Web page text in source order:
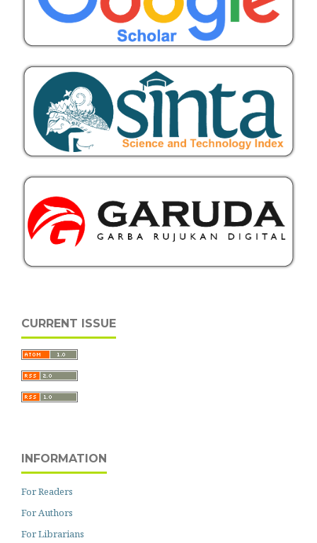
CURRENT ISSUE
INFORMATION
For Readers
For Authors
For Librarians